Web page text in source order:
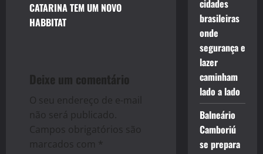
t
v
i
g
CATARINA TEM UM NOVO
HABBITAT
Deixe um comentário
O seu endereço de e-mail
não será publicado.
Campos obrigatórios são
marcados com *
cidades
brasileiras
onde
segurança e
lazer
caminham
lado a lado
Balneário
Camboriú
se prepara